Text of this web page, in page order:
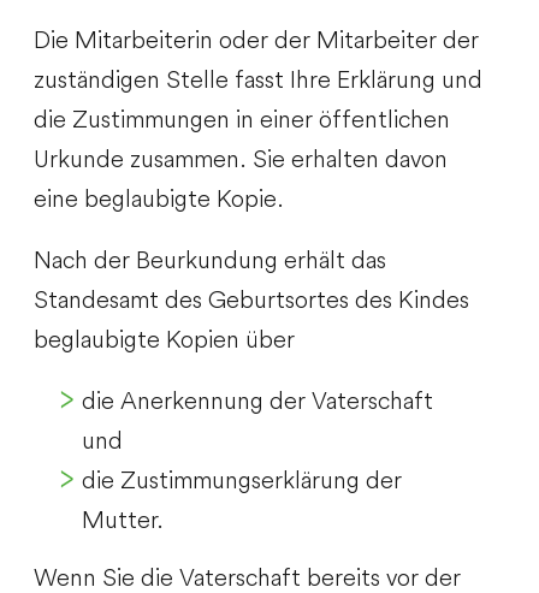
Die Mitarbeiterin oder der Mitarbeiter der
zuständigen Stelle fasst Ihre Erklärung und
die Zustimmungen in einer öffentlichen
Urkunde zusammen. Sie erhalten davon
eine beglaubigte Kopie.
Nach der Beurkundung erhält das
Standesamt des Geburtsortes des Kindes
beglaubigte Kopien über
die Anerkennung der Vaterschaft
und
die Zustimmungserklärung der
Mutter.
Wenn Sie die Vaterschaft bereits vor der